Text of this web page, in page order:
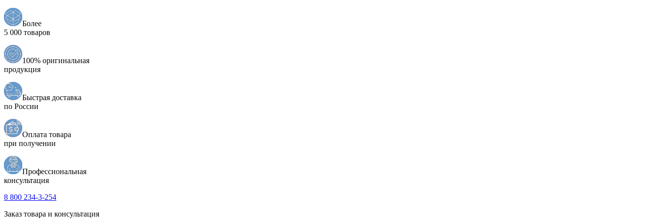
Более
5 000 товаров
100% оригинальная
продукция
Быстрая доставка
по России
Оплата товара
при получении
Профессиональная
консультация
8 800 234-3-254
Заказ товара и консультация